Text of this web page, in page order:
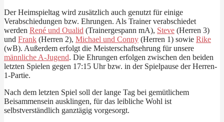
Der Heimspieltag wird zusätzlich auch genutzt für einige
Verabschiedungen bzw. Ehrungen. Als Trainer verabschiedet
werden René und Oualid (Trainergespann mA), Steve (Herren 3)
und Frank (Herren 2), Michael und Conny (Herren 1) sowie Rike
(wB). Außerdem erfolgt die Meisterschaftsehrung für unsere
männliche A-Jugend. Die Ehrungen erfolgen zwischen den beiden
letzten Spielen gegen 17:15 Uhr bzw. in der Spielpause der Herren-
1-Partie.
Nach dem letzten Spiel soll der lange Tag bei gemütlichem
Beisammensein ausklingen, für das leibliche Wohl ist
selbstverständlich ganztägig vorgesorgt.